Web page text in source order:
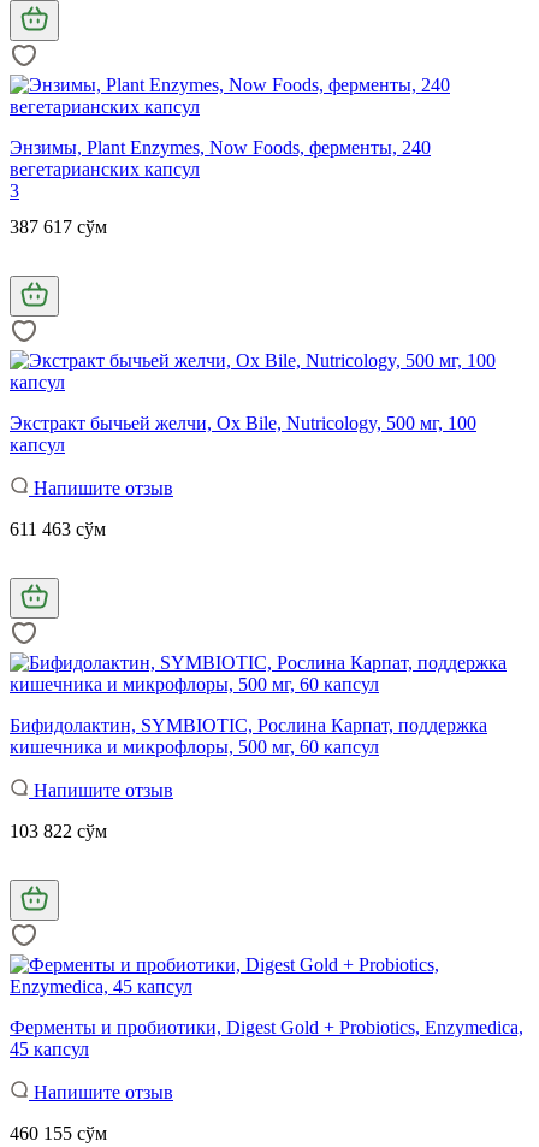
Энзимы, Plant Enzymes, Now Foods, ферменты, 240
вегетарианских капсул
3
387 617 сўм
Экстракт бычьей желчи, Ox Bile, Nutricology, 500 мг, 100
капсул
Напишите отзыв
611 463 сўм
Бифидолактин, SYMBIOTIC, Рослина Карпат, поддержка
кишечника и микрофлоры, 500 мг, 60 капсул
Напишите отзыв
103 822 сўм
Ферменты и пробиотики, Digest Gold + Probiotics, Enzymedica,
45 капсул
Напишите отзыв
460 155 сўм